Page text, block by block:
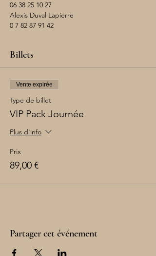
06 38 25 10 27
Alexis Duval Lapierre
0 7 82 87 91 42
Billets
Vente expirée
Type de billet
VIP Pack Journée
Plus d'info
Prix
89,00 €
Partager cet événement